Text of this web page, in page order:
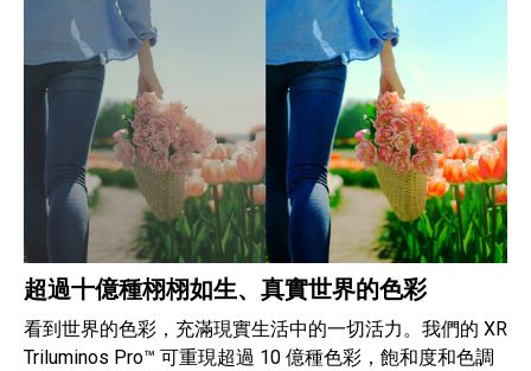
超過十億種栩栩如生、真實世界的色彩
看到世界的色彩，充滿現實生活中的一切活力。我們的 XR
Triluminos Pro™ 可重現超過 10 億種色彩，飽和度和色調